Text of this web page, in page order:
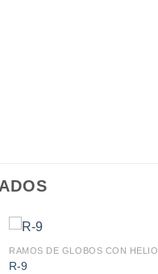
RAMOS DE GLOBOS CON HELIO
R-9